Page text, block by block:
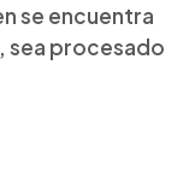
se encuentra
sea procesado